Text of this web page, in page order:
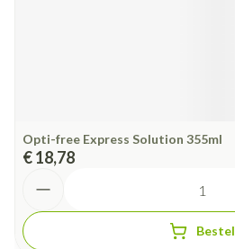
Opti-free Express Solution 355ml
€ 18,78
Bestel